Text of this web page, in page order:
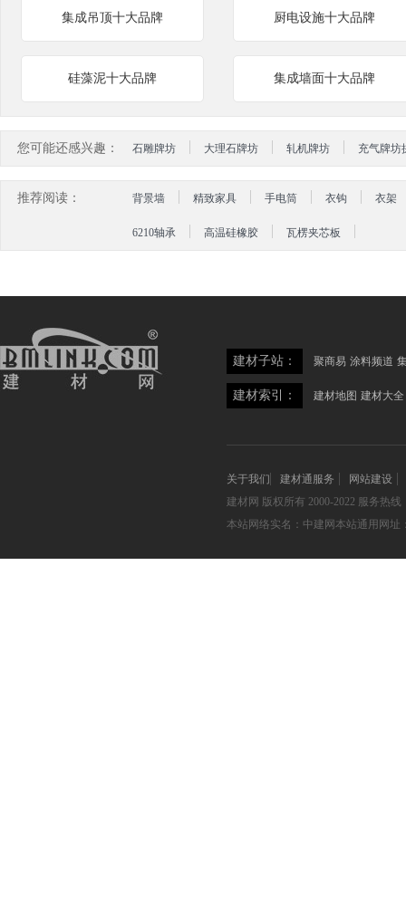
集成吊顶十大品牌 厨电设施十大品牌
硅藻泥十大品牌 集成墙面十大品牌
您可能还感兴趣： 石雕牌坊 大理石牌坊 轧机牌坊 充气牌坊
推荐阅读： 背景墙 精致家具 手电筒 衣钩 衣架
6210轴承 高温硅橡胶 瓦楞夹芯板
建材子站： 聚商易 涂料频道
建材索引： 建材地图 建材大全
关于我们 建材通服务
网站建设
建材网 版权所有 2000-2022 服务热线
本站网络实名：中建网本站通用网址